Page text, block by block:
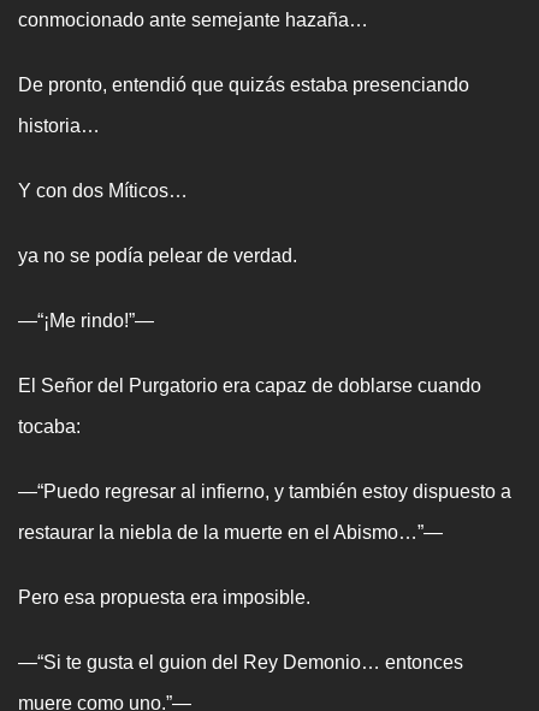
conmocionado ante semejante hazaña…
De pronto, entendió que quizás estaba presenciando
historia…
Y con dos Míticos…
ya no se podía pelear de verdad.
—“¡Me rindo!”—
El Señor del Purgatorio era capaz de doblarse cuando
tocaba:
—“Puedo regresar al infierno, y también estoy dispuesto a
restaurar la niebla de la muerte en el Abismo…”—
Pero esa propuesta era imposible.
—“Si te gusta el guion del Rey Demonio… entonces
muere como uno.”—